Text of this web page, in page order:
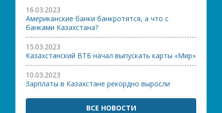
16.03.2023
Американские банки банкротятся, а что с
банками Казахстана?
15.03.2023
Казахстанский ВТБ начал выпускать карты «Мир»
10.03.2023
Зарплаты в Казахстане рекордно выросли
ВСЕ НОВОСТИ